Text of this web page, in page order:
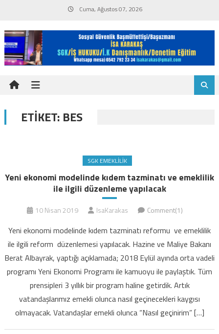
content
Cuma, Ağustos 07, 2026
ETIKET: BES
SGK EMEKLILIK
Yeni ekonomi modelinde kıdem tazminatı ve emeklilik
ile ilgili düzenleme yapılacak
10 Nisan 2019 IsaKarakas Comment(1)
Yeni ekonomi modelinde kıdem tazminatı reformu ve emeklilik
ile ilgili reform düzenlemesi yapılacak. Hazine ve Maliye Bakanı
Berat Albayrak, yaptığı açıklamada; 2018 Eylül ayında orta vadeli
programı Yeni Ekonomi Programı ile kamuoyu ile paylaştık. Tüm
prensipleri 3 yıllık bir program haline getirdik. Artık
vatandaşlarımız emekli olunca nasıl geçinecekleri kaygısı
olmayacak. Vatandaşlar emekli olunca “Nasıl geçinirim” […]